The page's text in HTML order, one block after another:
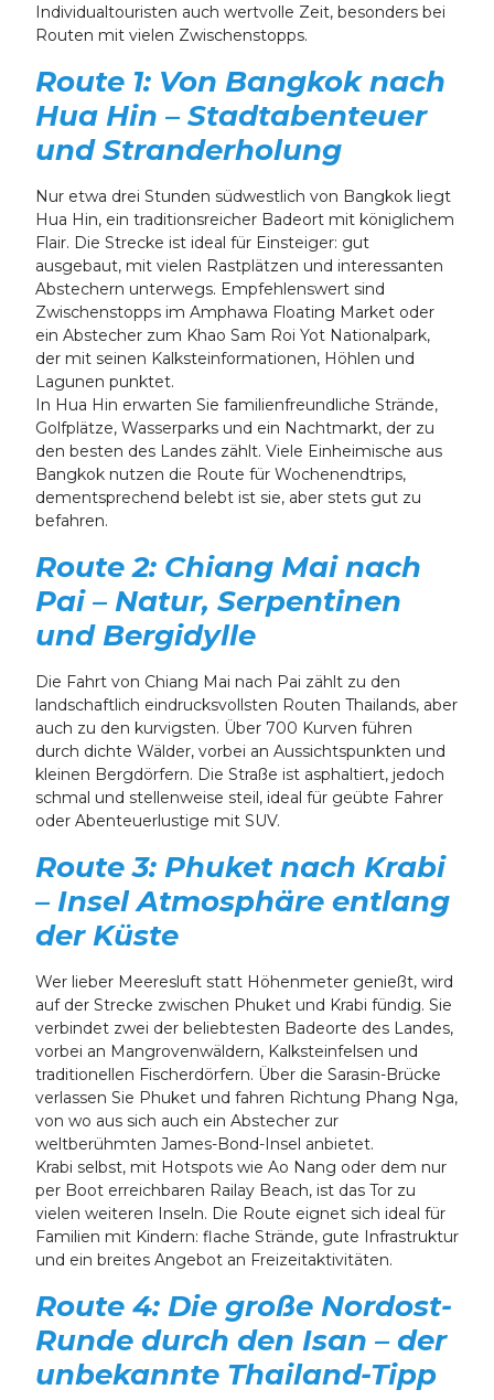
Individualtouristen auch wertvolle Zeit, besonders bei
Routen mit vielen Zwischenstopps.
Route 1: Von Bangkok nach
Hua Hin – Stadtabenteuer
und Stranderholung
Nur etwa drei Stunden südwestlich von Bangkok liegt
Hua Hin, ein traditionsreicher Badeort mit königlichem
Flair. Die Strecke ist ideal für Einsteiger: gut
ausgebaut, mit vielen Rastplätzen und interessanten
Abstechern unterwegs. Empfehlenswert sind
Zwischenstopps im Amphawa Floating Market oder
ein Abstecher zum Khao Sam Roi Yot Nationalpark,
der mit seinen Kalksteinformationen, Höhlen und
Lagunen punktet.
In Hua Hin erwarten Sie familienfreundliche Strände,
Golfplätze, Wasserparks und ein Nachtmarkt, der zu
den besten des Landes zählt. Viele Einheimische aus
Bangkok nutzen die Route für Wochenendtrips,
dementsprechend belebt ist sie, aber stets gut zu
befahren.
Route 2: Chiang Mai nach
Pai – Natur, Serpentinen
und Bergidylle
Die Fahrt von Chiang Mai nach Pai zählt zu den
landschaftlich eindrucksvollsten Routen Thailands, aber
auch zu den kurvigsten. Über 700 Kurven führen
durch dichte Wälder, vorbei an Aussichtspunkten und
kleinen Bergdörfern. Die Straße ist asphaltiert, jedoch
schmal und stellenweise steil, ideal für geübte Fahrer
oder Abenteuerlustige mit SUV.
Route 3: Phuket nach Krabi
– Insel Atmosphäre entlang
der Küste
Wer lieber Meeresluft statt Höhenmeter genießt, wird
auf der Strecke zwischen Phuket und Krabi fündig. Sie
verbindet zwei der beliebtesten Badeorte des Landes,
vorbei an Mangrovenwäldern, Kalksteinfelsen und
traditionellen Fischerdörfern. Über die Sarasin-Brücke
verlassen Sie Phuket und fahren Richtung Phang Nga,
von wo aus sich auch ein Abstecher zur
weltberühmten James-Bond-Insel anbietet.
Krabi selbst, mit Hotspots wie Ao Nang oder dem nur
per Boot erreichbaren Railay Beach, ist das Tor zu
vielen weiteren Inseln. Die Route eignet sich ideal für
Familien mit Kindern: flache Strände, gute Infrastruktur
und ein breites Angebot an Freizeitaktivitäten.
Route 4: Die große Nordost-
Runde durch den Isan – der
unbekannte Thailand-Tipp